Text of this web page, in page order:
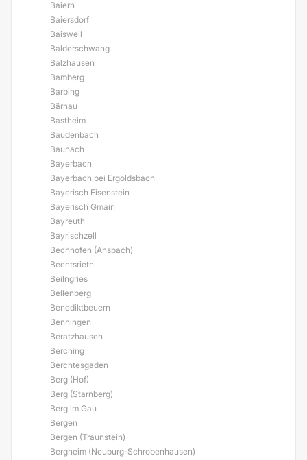
Baiern
Baiersdorf
Baisweil
Balderschwang
Balzhausen
Bamberg
Barbing
Bärnau
Bastheim
Baudenbach
Baunach
Bayerbach
Bayerbach bei Ergoldsbach
Bayerisch Eisenstein
Bayerisch Gmain
Bayreuth
Bayrischzell
Bechhofen (Ansbach)
Bechtsrieth
Beilngries
Bellenberg
Benediktbeuern
Benningen
Beratzhausen
Berching
Berchtesgaden
Berg (Hof)
Berg (Starnberg)
Berg im Gau
Bergen
Bergen (Traunstein)
Bergheim (Neuburg-Schrobenhausen)